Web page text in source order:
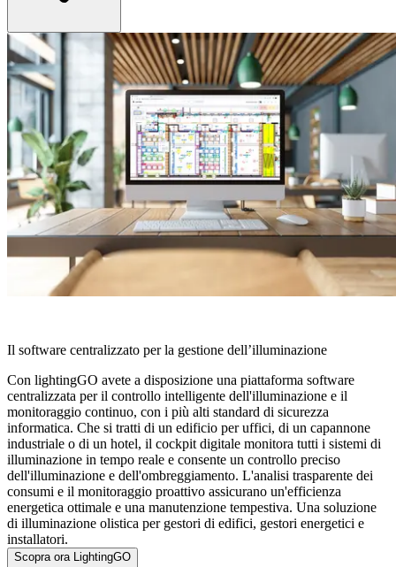
Il software centralizzato per la gestione dell’illuminazione
Con lightingGO avete a disposizione una piattaforma software
centralizzata per il controllo intelligente dell'illuminazione e il
monitoraggio continuo, con i più alti standard di sicurezza
informatica. Che si tratti di un edificio per uffici, di un capannone
industriale o di un hotel, il cockpit digitale monitora tutti i sistemi di
illuminazione in tempo reale e consente un controllo preciso
dell'illuminazione e dell'ombreggiamento. L'analisi trasparente dei
consumi e il monitoraggio proattivo assicurano un'efficienza
energetica ottimale e una manutenzione tempestiva. Una soluzione
di illuminazione olistica per gestori di edifici, gestori energetici e
installatori.
Scopra ora LightingGO